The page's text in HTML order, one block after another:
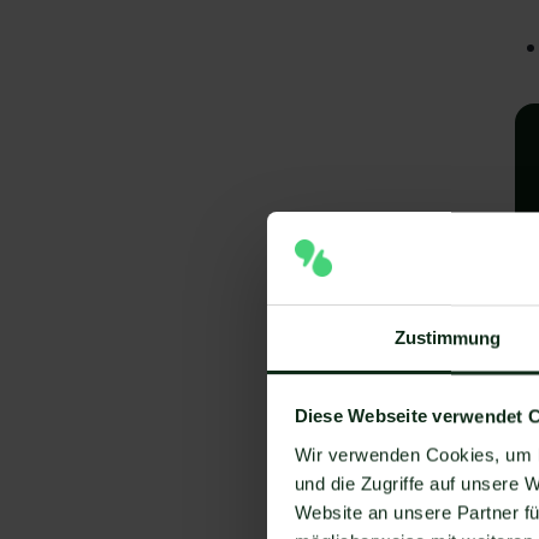
Zustimmung
Diese Webseite verwendet
Wir verwenden Cookies,
und die Zugriffe auf unsere
Website an unsere Partner